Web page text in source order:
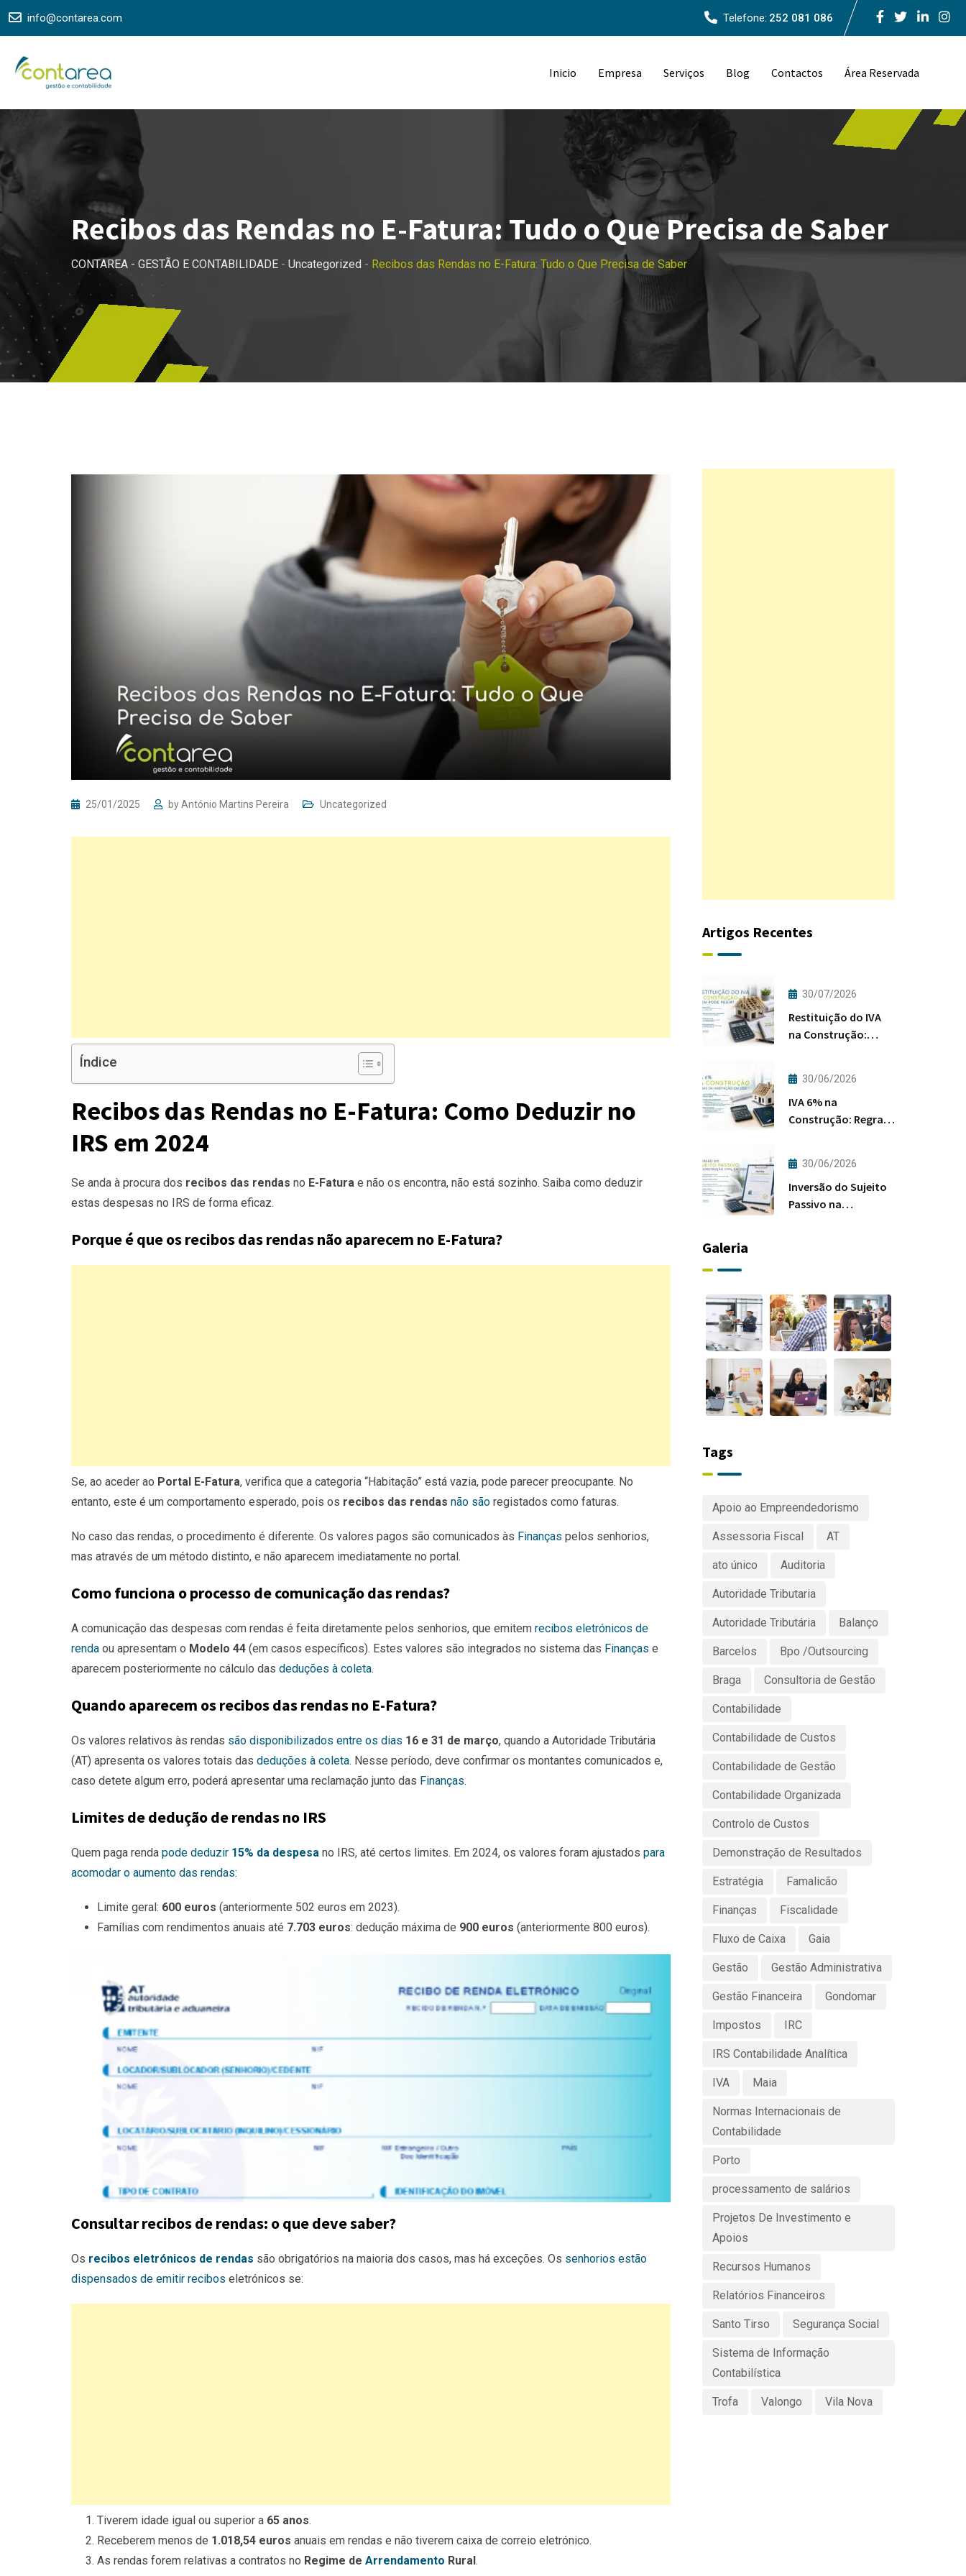
Skip
info@contarea.com Telefone: 252 081 086
Inicio Empresa Serviços Blog Contactos Área Reservada
Recibos das Rendas no E-Fatura: Tudo o Que Precisa de Saber
CONTAREA - GESTÃO E CONTABILIDADE - Uncategorized - Recibos das Rendas no E-Fatura: Tudo o Que Precisa de Saber
25/01/2025 byAntónio Martins Pereira Uncategorized
Índice
Recibos das Rendas no E-Fatura: Como Deduzir no
IRS em 2024
Se anda à procura dos recibos das rendas no E-Fatura e não os encontra, não está sozinho. Saiba como deduzir
estas despesas no IRS de forma eficaz.
Porque é que os recibos das rendas não aparecem no E-Fatura?
Se, ao aceder ao Portal E-Fatura, verifica que a categoria “Habitação” está vazia, pode parecer preocupante. No
entanto, este é um comportamento esperado, pois os recibos das rendas não são registados como faturas.
No caso das rendas, o procedimento é diferente. Os valores pagos são comunicados às Finanças pelos senhorios,
mas através de um método distinto, e não aparecem imediatamente no portal.
Como funciona o processo de comunicação das rendas?
A comunicação das despesas com rendas é feita diretamente pelos senhorios, que emitem recibos eletrónicos de
renda ou apresentam o Modelo 44 (em casos específicos). Estes valores são integrados no sistema das Finanças e
aparecem posteriormente no cálculo das deduções à coleta.
Quando aparecem os recibos das rendas no E-Fatura?
Os valores relativos às rendas são disponibilizados entre os dias 16 e 31 de março, quando a Autoridade Tributária
(AT) apresenta os valores totais das deduções à coleta. Nesse período, deve confirmar os montantes comunicados e,
caso detete algum erro, poderá apresentar uma reclamação junto das Finanças.
Limites de dedução de rendas no IRS
Quem paga renda pode deduzir 15% da despesa no IRS, até certos limites. Em 2024, os valores foram ajustados para
acomodar o aumento das rendas:
Limite geral: 600 euros (anteriormente 502 euros em 2023).
Famílias com rendimentos anuais até 7.703 euros: dedução máxima de 900 euros (anteriormente 800 euros).
Consultar recibos de rendas: o que deve saber?
Os recibos eletrónicos de rendas são obrigatórios na maioria dos casos, mas há exceções. Os senhorios estão
dispensados de emitir recibos eletrónicos se:
Tiverem idade igual ou superior a 65 anos.
Receberem menos de 1.018,54 euros anuais em rendas e não tiverem caixa de correio eletrónico.
As rendas forem relativas a contratos no Regime de Arrendamento Rural.
Artigos Recentes
30/07/2026
Restituição do IVA
na Construção:
30/06/2026
IVA 6% na
Construção: Regras
30/06/2026
Inversão do Sujeito
Passivo na
Galeria
Tags
Apoio ao Empreendedorismo
Assessoria Fiscal AT
ato único Auditoria
Autoridade Tributaria
Autoridade Tributária Balanço
Barcelos Bpo /Outsourcing
Braga Consultoria de Gestão
Contabilidade
Contabilidade de Custos
Contabilidade de Gestão
Contabilidade Organizada
Controlo de Custos
Demonstração de Resultados
Estratégia Famalicão
Finanças Fiscalidade
Fluxo de Caixa Gaia
Gestão Gestão Administrativa
Gestão Financeira Gondomar
Impostos IRC
IRS Contabilidade Analítica
IVA Maia
Normas Internacionais de
Contabilidade
Porto
processamento de salários
Projetos De Investimento e
Apoios
Recursos Humanos
Relatórios Financeiros
Santo Tirso Segurança Social
Sistema de Informação
Contabilística
Trofa Valongo Vila Nova